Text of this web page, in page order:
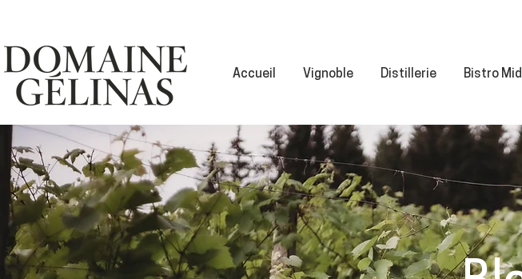
Accueil Vignoble Distillerie Bistro